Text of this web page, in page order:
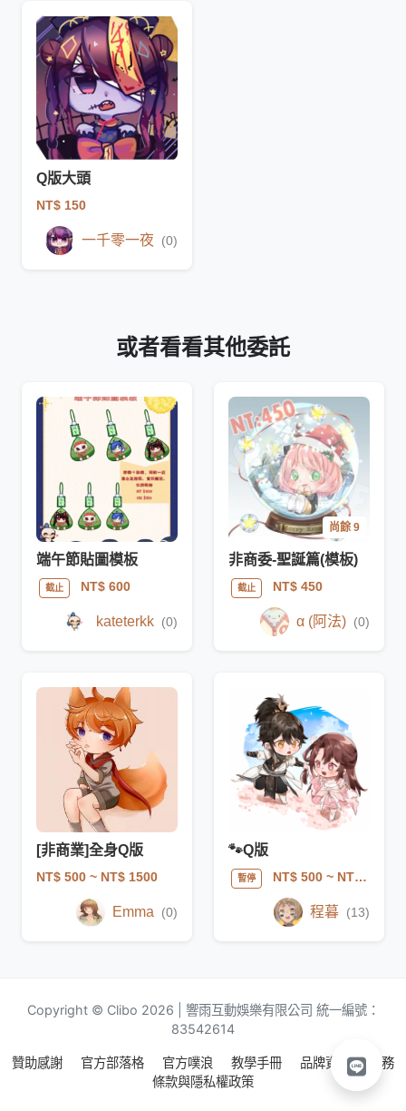
Q版大頭
NT$ 150
一千零一夜 (0)
或者看看其他委託
端午節貼圖模板
截止 NT$ 600
kateterkk (0)
尚餘 9
非商委-聖誕篇(模板)
截止 NT$ 450
α (阿法) (0)
[非商業]全身Q版
NT$ 500 ~ NT$ 1500
Emma (0)
🐾Q版
暫停 NT$ 500~ NT$ 3500
程暮 (13)
Copyright © Clibo 2026 | 響雨互動娛樂有限公司 統一編號：
83542614
贊助感謝 官方部落格 官方噗浪 教學手冊 品牌資源
服務
條款與隱私權政策